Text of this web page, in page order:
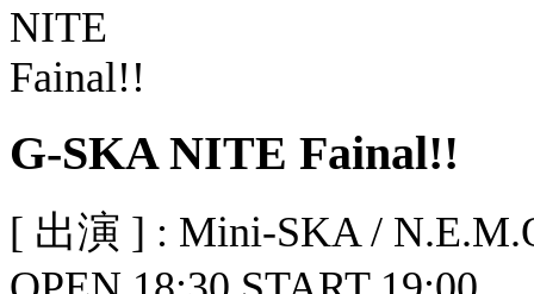
G-SKA NITE Fainal!!
[ 出演 ] : Mini-SKA /